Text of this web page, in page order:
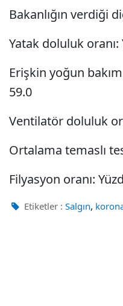
Bakanlığın verdiği
Yatak doluluk oranı:
Erişkin yoğun
59.0
Ventilatör doluluk
Ortalama temaslı
Filyasyon oranı:
Etiketler : Salgın,